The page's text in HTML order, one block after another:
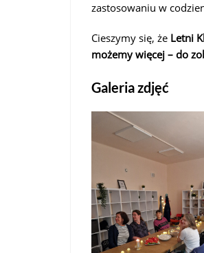
zastosowaniu w
Cieszymy się, że Letni
możemy więcej – do
Galeria zdjęć